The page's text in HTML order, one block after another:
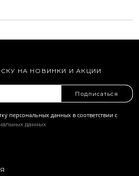
НА НОВИНКИ И АКЦИИ
Подписаться
персональных данных в соответствии с
данных